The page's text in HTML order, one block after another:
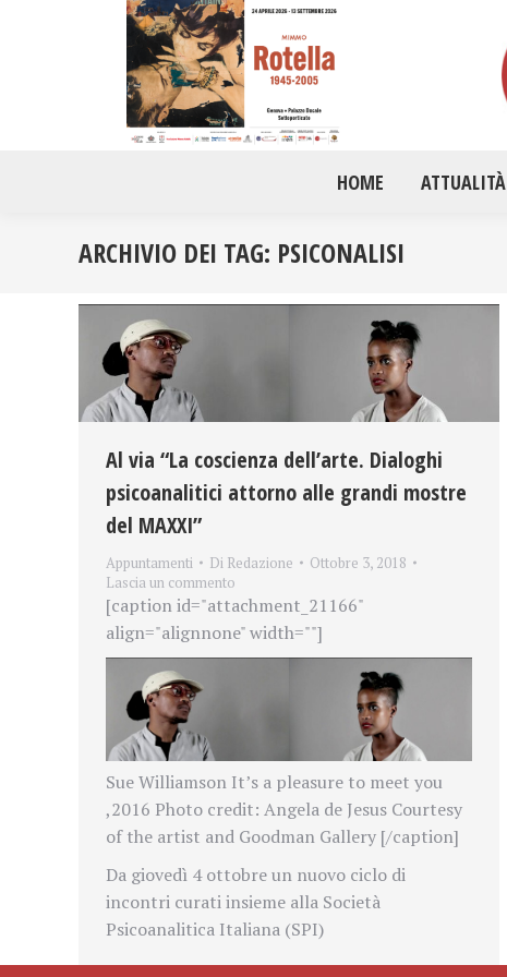
HOME ATTUALITÀ
ARCHIVIO DEI TAG: PSICONALISI
Al via “La coscienza dell’arte. Dialoghi
psicoanalitici attorno alle grandi mostre
del MAXXI”
Appuntamenti Di Redazione
Ottobre 3, 2018
Lascia un commento
[caption id="attachment_21166"
align="alignnone" width=""]
Sue Williamson It’s a pleasure to meet you
,2016 Photo credit: Angela de Jesus Courtesy
of the artist and Goodman Gallery [/caption]
Da giovedì 4 ottobre un nuovo ciclo di
incontri curati insieme alla Società
Psicoanalitica Italiana (SPI)